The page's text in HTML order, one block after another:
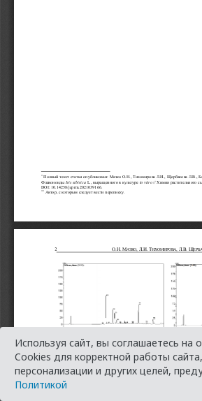
Используя сайт, вы соглашаетесь на
Cookies для корректной работы
персонализации и других целей,
Политикой